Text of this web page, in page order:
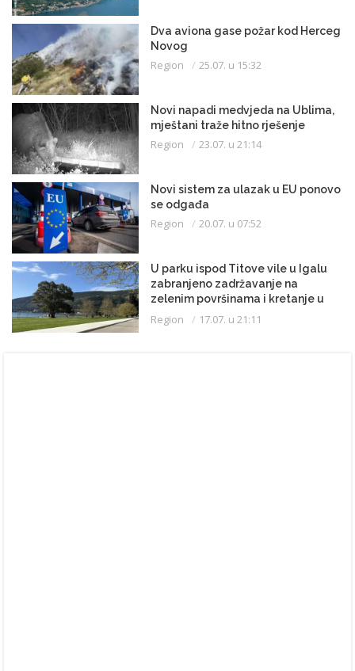
Dva aviona gase požar kod Herceg
Novog
Region 25.07. u 15:32
Novi napadi medvjeda na Ublima,
mještani traže hitno rješenje
Region 23.07. u 21:14
Novi sistem za ulazak u EU ponovo
se odgađa
Region 20.07. u 07:52
U parku ispod Titove vile u Igalu
zabranjeno zadržavanje na
zelenim površinama i kretanje u
kupaćem kostimu
Region 17.07. u 21:11